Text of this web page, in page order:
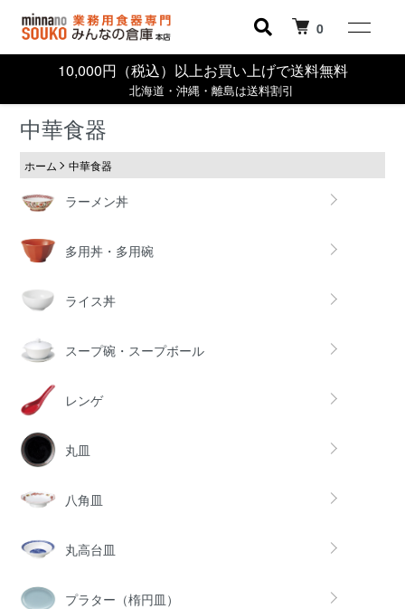
0
10,000円（税込）以上お買い上げで送料無料
北海道・沖縄・離島は送料割引
中華食器
ホーム 中華食器
カテゴリー一覧
ラーメン丼
多用丼・多用碗
ライス丼
スープ碗・スープボール
レンゲ
丸皿
八角皿
丸高台皿
プラター（楕円皿）